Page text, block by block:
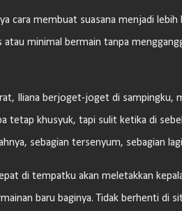
cara membuat suasana menjadi
atau minimal bermain tanpa
Iliana berjoget-joget di sampingku,
tetap khusyuk, tapi sulit ketika di
sebagian tersenyum, sebagian
di tempatku akan meletakkan
baru baginya. Tidak berhenti